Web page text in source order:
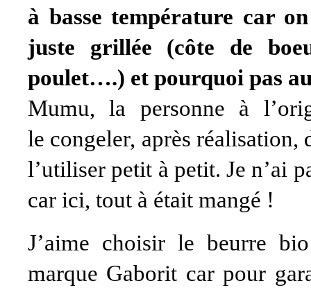
à basse température car
juste grillée (côte de
poulet….) et pourquoi pas
Mumu, la personne à
le congeler, après réalisation,
l’utiliser petit à petit. Je n’ai
car ici, tout à était mangé !
J’aime choisir le beurre
marque Gaborit car pour